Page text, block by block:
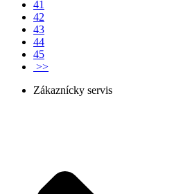
41
42
43
44
45
>>
Zákaznícky servis